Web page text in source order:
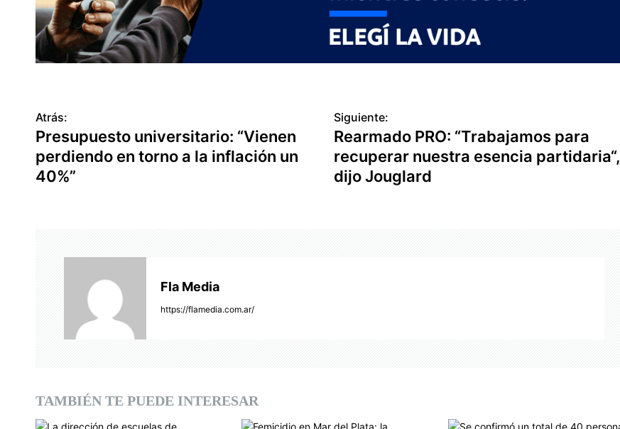
N
a
v
e
Atrás:
Presupuesto universitario: “Vienen
perdiendo en torno a la inflación un
40%”
Siguiente:
Rearmado PRO: “Trabajamos para
recuperar nuestra esencia partidaria“,
dijo Jouglard
Fla Media
https://flamedia.com.ar/
TAMBIÉN TE PUEDE INTERESAR